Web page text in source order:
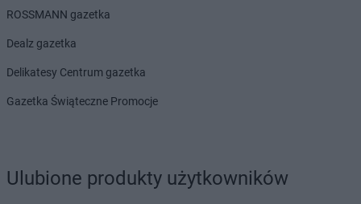
Biedronka Boguszów-Gorce
Biedronka Bolesławice
Biedronka Bolesławiec
Biedronka Bolszewo
Biedronka Borkowo
ROSSMANN gazetka
Dealz gazetka
Delikatesy Centrum gazetka
Gazetka Świąteczne Promocje
Ulubione produkty użytkowników